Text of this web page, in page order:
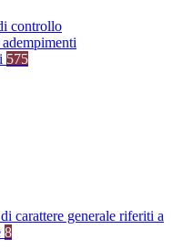
controllo
575
carattere generale riferiti a
8